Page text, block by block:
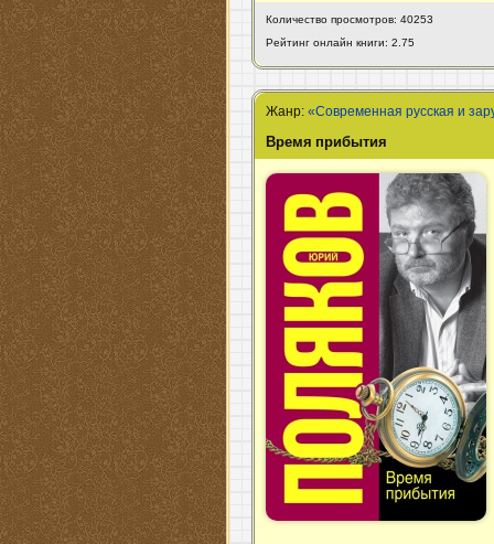
Количество просмотров: 40253
Рейтинг онлайн книги: 2.75
Жанр:«Современная русская и
Время прибытия